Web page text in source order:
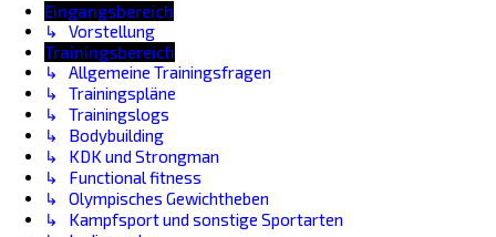
Eingangsbereich
↳ Vorstellung
Trainingsbereich
↳ Allgemeine Trainingsfragen
↳ Trainingspläne
↳ Trainingslogs
↳ Bodybuilding
↳ KDK und Strongman
↳ Functional fitness
↳ Olympisches Gewichtheben
↳ Kampfsport und sonstige Sportarten